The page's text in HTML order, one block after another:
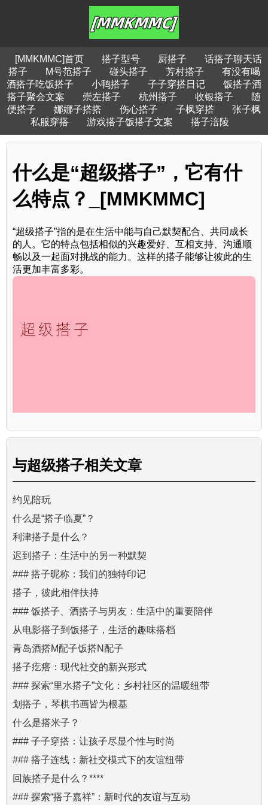
[MMKMMC]首页 搭子型号 厨搭子
话搭子聊天话
搭子
M号范搭子 碰头搭子 芳村搭子
有没有喝
酒搭子吃饭搭子
小鸭搭子 子子穿搭日记
饭搭子酒
搭子聚会文案
崇左搭子 杭州搭子 收银搭子
随
便搭子
娜娜子搭搭 伤心搭子 子枫穿搭
张子枫
私服穿搭
游戏搭子饭搭子文案 搭子涪陵
什么是“超级搭子”，它有什
么特点？_[MMKMMC]
“超级搭子”指的是在生活中能与自己默契配合、共同成长
的人。它的特点包括相似的兴趣爱好、互相支持、沟通顺
畅以及一起面对挑战的能力。这样的搭子能够让彼此的生
活更加丰富多彩。
与超级搭子相关文章
约见陪玩
什么是“搭子临夏”？
利津搭子是什么？
迟到搭子：生活中的另一种默契
### 搭子昵称：我们的独特印记
搭子，彼此相伴扶持
### 饭搭子、酒搭子与男友：生活中的重要陪伴
从电影搭子到饭搭子，生活的趣味搭档
青岛酒搭M配子饭搭N配子
搭子疙瘩：现代社交的新兴形式
### 探索“里水搭子”文化：乡村社区的温暖纽带
划搭子，琴棋书画皆为根基
什么是搭米子？
### 子子穿搭：让孩子尽显个性与时尚
### 搭子连线：新社交模式下的友谊纽带
回族搭子是什么？****
### 探索“搭子嘉祥”：新时代的友谊与互动